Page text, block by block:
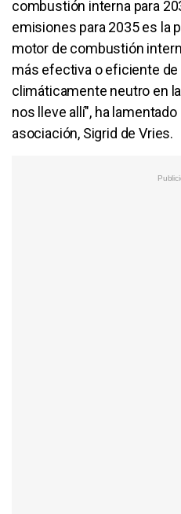
combustión interna para
emisiones para 2035 es la
motor de combustión
más efectiva o eficiente
climáticamente neutro en
nos lleve allí", ha
asociación, Sigrid de Vries.